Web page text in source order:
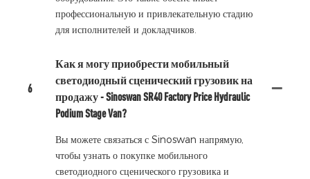
профессиональную и привлекательную стадию
для исполнителей и докладчиков.
6
Как я могу приобрести мобильный
светодиодный сценический грузовик на
продажу - Sinoswan SR40 Factory Price Hydraulic
Podium Stage Van?
Вы можете связаться с Sinoswan напрямую,
чтобы узнать о покупке мобильного
светодиодного сценического грузовика и